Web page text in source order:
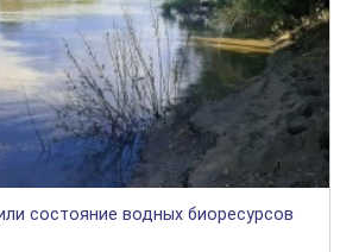
состояние водных биоресурсов